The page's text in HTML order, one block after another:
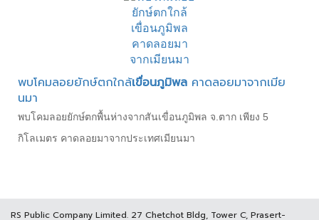
พบโคมลอยยักษ์ตกใกล้เขื่อนภูมิพล คาดลอยมาจากเมีย
นมา
พบโคมลอยยักษ์ตกพื้นห่างจากสันเขื่อนภูมิพล จ.ตาก เพียง 5
กิโลเมตร คาดลอยมาจากประเทศเมียนมา
RS Public Company Limited. 27 Chetchot Bldg, Tower C, Prasert-